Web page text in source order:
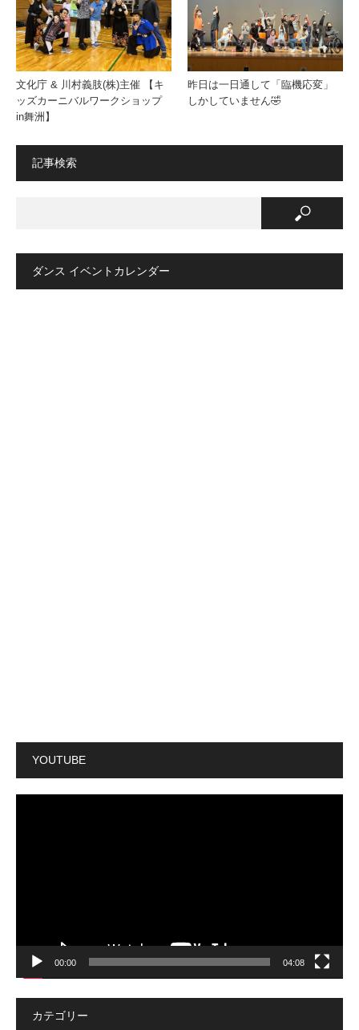
文化庁 & 川村義肢(株)主催 【キ
ッズカーニバルワークショップ
in舞洲】
昨日は一日通して「臨機応変」
しかしていません🤣
記事検索
ダンス イベントカレンダー
YOUTUBE
動
00:00 04:08
カテゴリー